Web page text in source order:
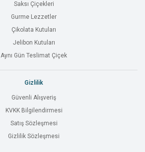
Saksı Çiçekleri
Gurme Lezzetler
Çikolata Kutuları
Jelibon Kutuları
Aynı Gün Teslimat Çiçek
Gizlilik
Güvenli Alışveriş
KVKK Bilgilendirmesi
Satış Sözleşmesi
Gizlilik Sözleşmesi